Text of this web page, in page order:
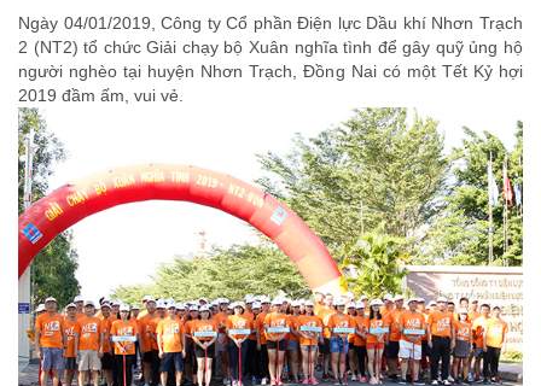
Ngày 04/01/2019, Công ty Cổ phần Điện lực Dầu khí Nhơn Trạch
2 (NT2) tổ chức Giải chạy bộ Xuân nghĩa tình để gây quỹ ủng hộ
người nghèo tại huyện Nhơn Trạch, Đồng Nai có một Tết Kỷ hợi
2019 đầm ấm, vui vẻ.